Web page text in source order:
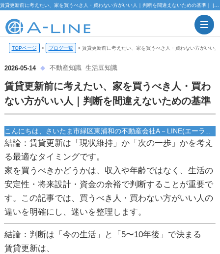
TOPページ > ブログ一覧 > 賃貸更新前に考えたい、家を買うべき人・買わない方がいい
2026-05-14 不動産知識 生活豆知識
賃貸更新前に考えたい、家を買うべき人・買わ
ない方がいい人｜判断を間違えないための基準
結論：賃貸更新は「現状維持」か「次の一歩」かを考え
る最適なタイミングです。
家を買うべきかどうかは、収入や年齢ではなく、 生活の
安定性・将来設計・資金の余裕で判断することが重要で
す。この記事では、買うべき人・買わない方がいい人の
違いを明確にし、迷いを整理します。
結論：判断は「今の生活」と「5〜10年後」で決まる
賃貸更新は、